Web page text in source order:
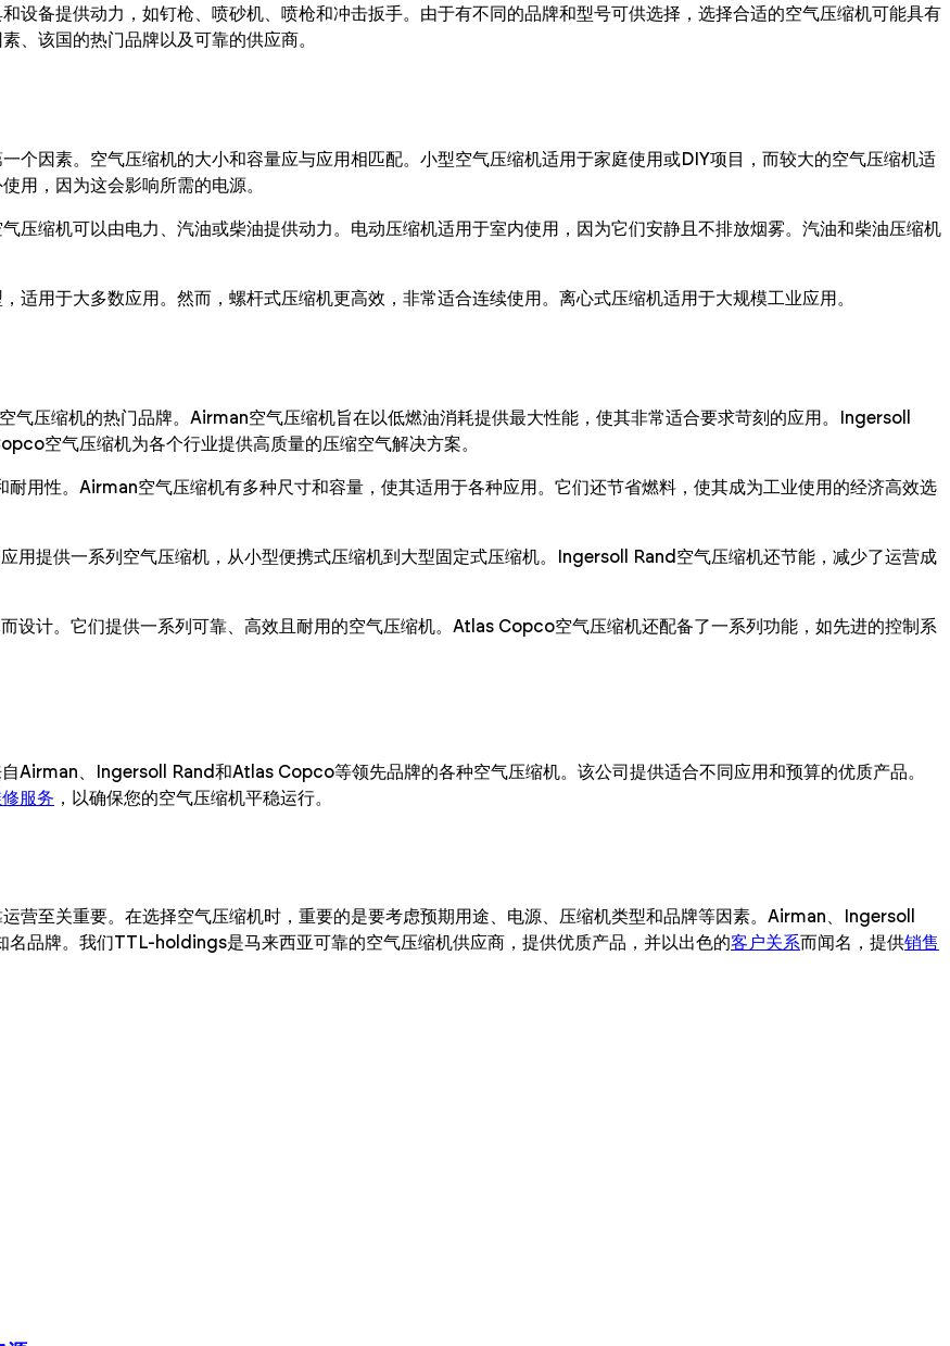
设备提供动力，如钉枪、喷砂机、喷枪和冲击扳手。由于有不同的品牌和型号可供选择，选择合适的空气压缩机可能具有
、该国的热门品牌以及可靠的供应商。
个因素。空气压缩机的大小和容量应与应用相匹配。小型空气压缩机适用于家庭使用或DIY项目，而较大的空气压缩机适
用，因为这会影响所需的电源。
压缩机可以由电力、汽油或柴油提供动力。电动压缩机适用于室内使用，因为它们安静且不排放烟雾。汽油和柴油压缩机
适用于大多数应用。然而，螺杆式压缩机更高效，非常适合连续使用。离心式压缩机适用于大规模工业应用。
压缩机的热门品牌。Airman空气压缩机旨在以低燃油消耗提供最大性能，使其非常适合要求苛刻的应用。Ingersoll
空气压缩机为各个行业提供高质量的压缩空气解决方案。
用性。Airman空气压缩机有多种尺寸和容量，使其适用于各种应用。它们还节省燃料，使其成为工业使用的经济高效选
用提供一系列空气压缩机，从小型便携式压缩机到大型固定式压缩机。Ingersoll Rand空气压缩机还节能，减少了运营成
设计。它们提供一系列可靠、高效且耐用的空气压缩机。Atlas Copco空气压缩机还配备了一系列功能，如先进的控制系
、Ingersoll Rand和Atlas Copco等领先品牌的各种空气压缩机。该公司提供适合不同应用和预算的优质产品。
服务 ，以确保您的空气压缩机平稳运行。
营至关重要。在选择空气压缩机时，重要的是要考虑预期用途、电源、压缩机类型和品牌等因素。Airman、Ingersoll
品牌。我们TTL-holdings是马来西亚可靠的空气压缩机供应商，提供优质产品，并以出色的客户关系而闻名，提供销售